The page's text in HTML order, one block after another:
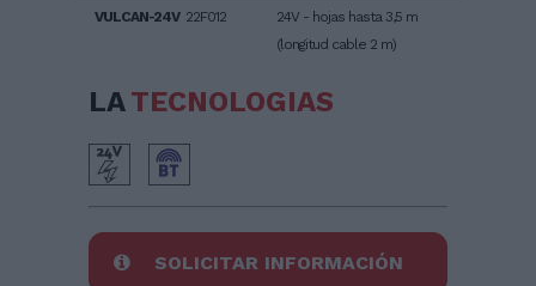
VULCAN-24V 22F012
24V - hojas hasta 3,5 m
(longitud cable 2 m)
LATECNOLOGIAS
SOLICITAR INFORMACIÓN